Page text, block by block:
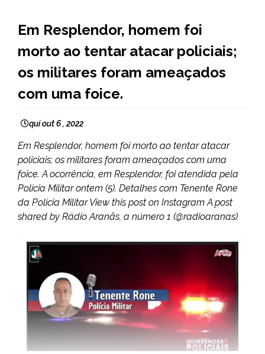
NOTÍCIAS
Em Resplendor, homem foi
morto ao tentar atacar policiais;
os militares foram ameaçados
com uma foice.
qui out 6 , 2022
Em Resplendor, homem foi morto ao tentar atacar
policiais; os militares foram ameaçados com uma
foice. A ocorrência, em Resplendor, foi atendida pela
Polícia Militar ontem (5). Detalhes com Tenente Rone
da Polícia Militar View this post on Instagram A post
shared by Rádio Aranãs, a número 1 (@radioaranas)